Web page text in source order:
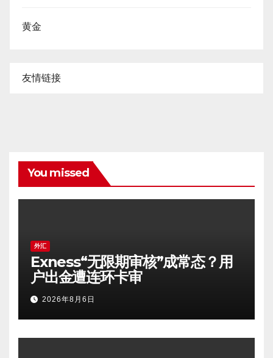
黄金
友情链接
You missed
外汇
Exness“无限期审核”成常态？用
户出金遭连环卡审
2026年8月6日